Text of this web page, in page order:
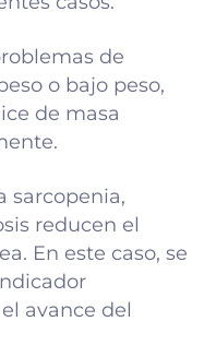
de
o bajo peso,
de masa
sarcopenia,
reducen el
En este caso, se
avance del